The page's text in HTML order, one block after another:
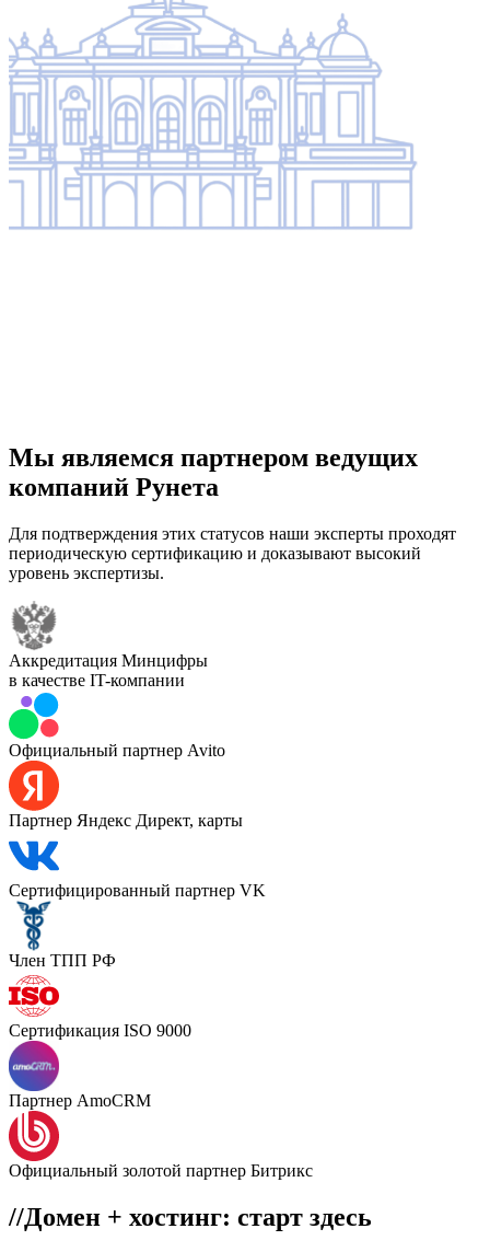
Мы являемся партнером ведущих
компаний Рунета
Для подтверждения этих статусов наши эксперты проходят
периодическую сертификацию и доказывают высокий
уровень экспертизы.
Аккредитация Минцифры
в качестве IT-компании
Официальный партнер Avito
Партнер Яндекс Директ, карты
Сертифицированный партнер VK
Член ТПП РФ
Сертификация ISO 9000
Партнер AmoCRM
Официальный золотой партнер Битрикс
//Домен + хостинг: старт здесь